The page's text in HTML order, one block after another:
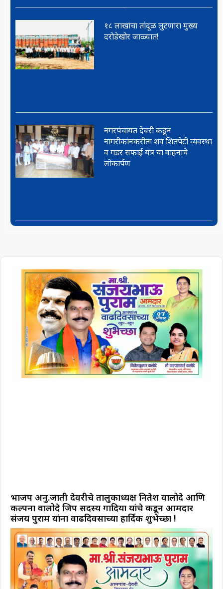
१८ लाखांचा तांदूळ लुटणारा मुख्य
दरोडेखोर जाळ्यात!
नगरपंचायत देवरी कडून
नागरीकांनकरीता शव शितपेटी व्यवस्था
व गडर सफाई यंत्र या वाहनाचे
लोकार्पण
भाजप अनु.जाती देवरीचे तालुकाध्यक्ष नितेश वालोदे आणि
कल्पना वालोदे जिप सदस्य गोंदिया यांचे कडून आमदार
संजय पुराम यांना वाढदिवसाच्या हार्दिक शुभेच्छा !